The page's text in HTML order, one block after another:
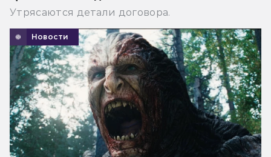
Утрясаются детали договора.
Новости